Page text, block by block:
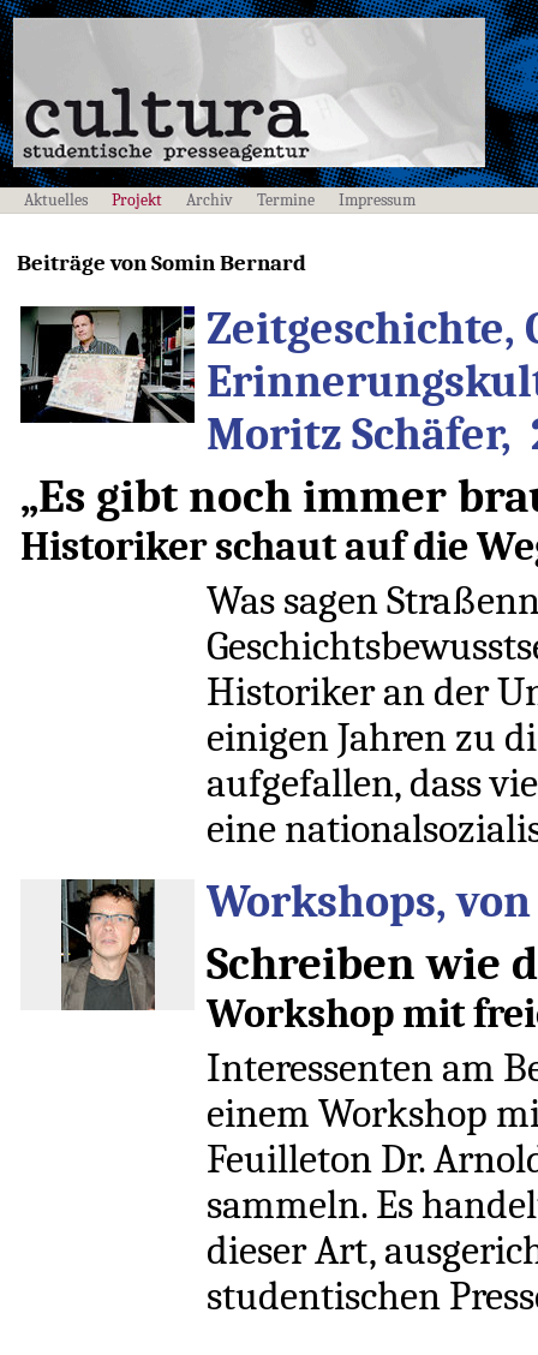
Aktuelles Projekt Archiv Termine Impressum
Beiträge von Somin Bernard
Zeitgeschichte,
Moritz Schäfer,
„Es gibt noch immer
Historiker schaut auf die
Was sagen
Historiker an der
einigen Jahren zu
aufgefallen, dass
eine
Workshops,
Schreiben wie
Workshop mit
Interessenten am
einem Workshop
Feuilleton Dr.
sammeln. Es
dieser Art,
studentischen